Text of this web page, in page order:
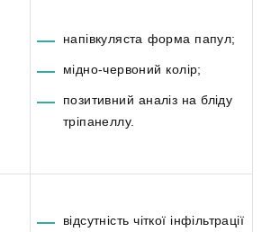
напівкуляста форма папул;
мідно-червоний колір;
позитивний аналіз на бліду
тріпанеллу.
відсутність чіткої інфільтрації